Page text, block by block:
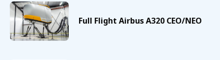
Full Flight Airbus A320 CEO/NEO